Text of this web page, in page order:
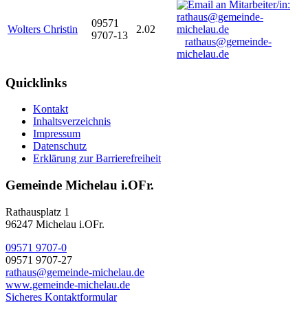
Wolters Christin
09571
9707-13
2.02
rathaus@gemeinde-
michelau.de
Quicklinks
Kontakt
Inhaltsverzeichnis
Impressum
Datenschutz
Erklärung zur Barrierefreiheit
Gemeinde Michelau i.OFr.
Rathausplatz 1
96247 Michelau i.OFr.
09571 9707-0
09571 9707-27
rathaus@gemeinde-michelau.de
www.gemeinde-michelau.de
Sicheres Kontaktformular